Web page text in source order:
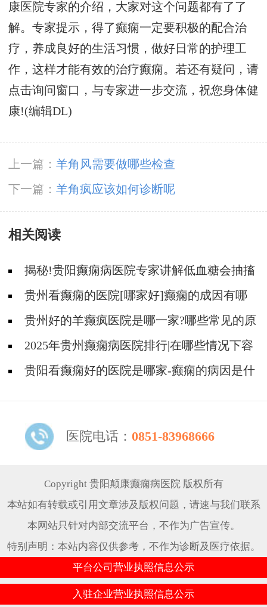
康医院专家的介绍，大家对这个问题都有了了
解。专家提示，得了癫痫一定要积极的配合治
疗，养成良好的生活习惯，做好日常的护理工
作，这样才能有效的治疗癫痫。若还有疑问，请
点击询问窗口，与专家进一步交流，祝您身体健
康!(编辑DL)
上一篇： 羊角风需要做哪些检查
下一篇： 羊角疯应该如何诊断呢
相关阅读
揭秘!贵阳癫痫病医院专家讲解低血糖会抽搐
吗?贵州看癫痫的医院[哪家好]癫痫的成因有哪
些?贵州好的羊癫疯医院是哪一家?哪些常见的原
因会引起羊癫疯?
2025年贵州癫痫病医院排行|在哪些情况下容
易得癫痫？
贵阳看癫痫好的医院是哪家-癫痫的病因是什
医院电话： 0851-83968666
Copyright 贵阳颠康癫痫病医院 版权所有
本站如有转载或引用文章涉及版权问题，请速与我们联系
本网站只针对内部交流平台，不作为广告宣传。
特别声明：本站内容仅供参考，不作为诊断及医疗依据。
平台公司营业执照信息公示
入驻企业营业执照信息公示